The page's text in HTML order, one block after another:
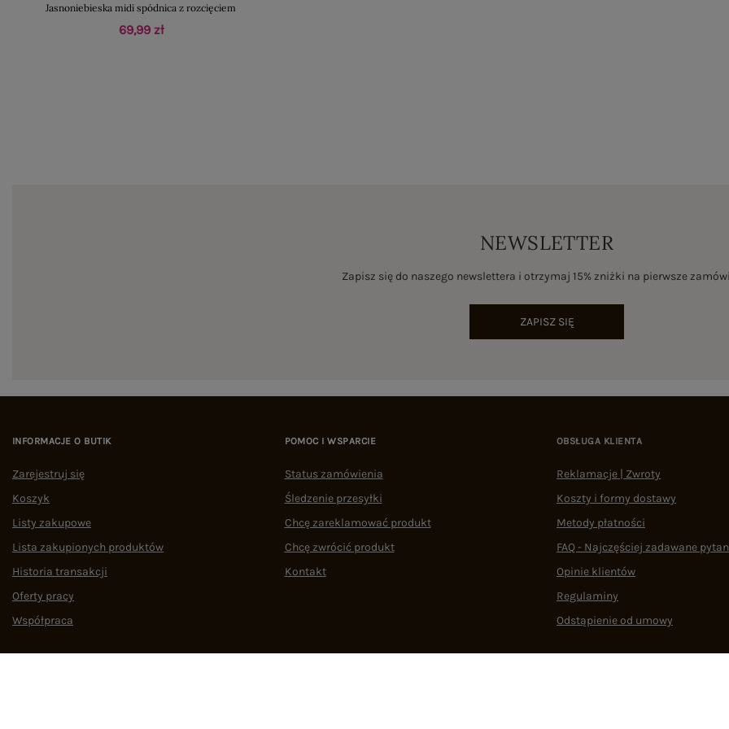
Jasnoniebieska midi spódnica z rozcięciem
69,99 zł
NEWSLETTER
Zapisz się do naszego newslettera i otrzymaj 15% zniżki na pierwsze
ZAPISZ SIĘ
INFORMACJE O BUTIK
Zarejestruj się
Koszyk
Listy zakupowe
Lista zakupionych produktów
Historia transakcji
Oferty pracy
Współpraca
POMOC I WSPARCIE
Status zamówienia
Śledzenie przesyłki
Chcę zareklamować produkt
Chcę zwrócić produkt
Kontakt
OBSŁUGA KLIENTA
Reklamacje | Zwroty
Koszty i formy dostawy
Metody płatności
FAQ - Najczęściej zadawane
Opinie klientów
Regulaminy
Odstąpienie od umowy